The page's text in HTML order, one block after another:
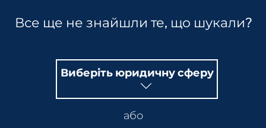
Все ще не знайшли те, що шукали?
Виберіть юридичну сферу
або